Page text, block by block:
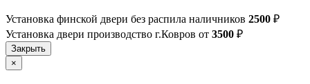
Установка финской двери без распила наличников 2500 ₽
Установка двери производство г.Ковров от 3500 ₽
×